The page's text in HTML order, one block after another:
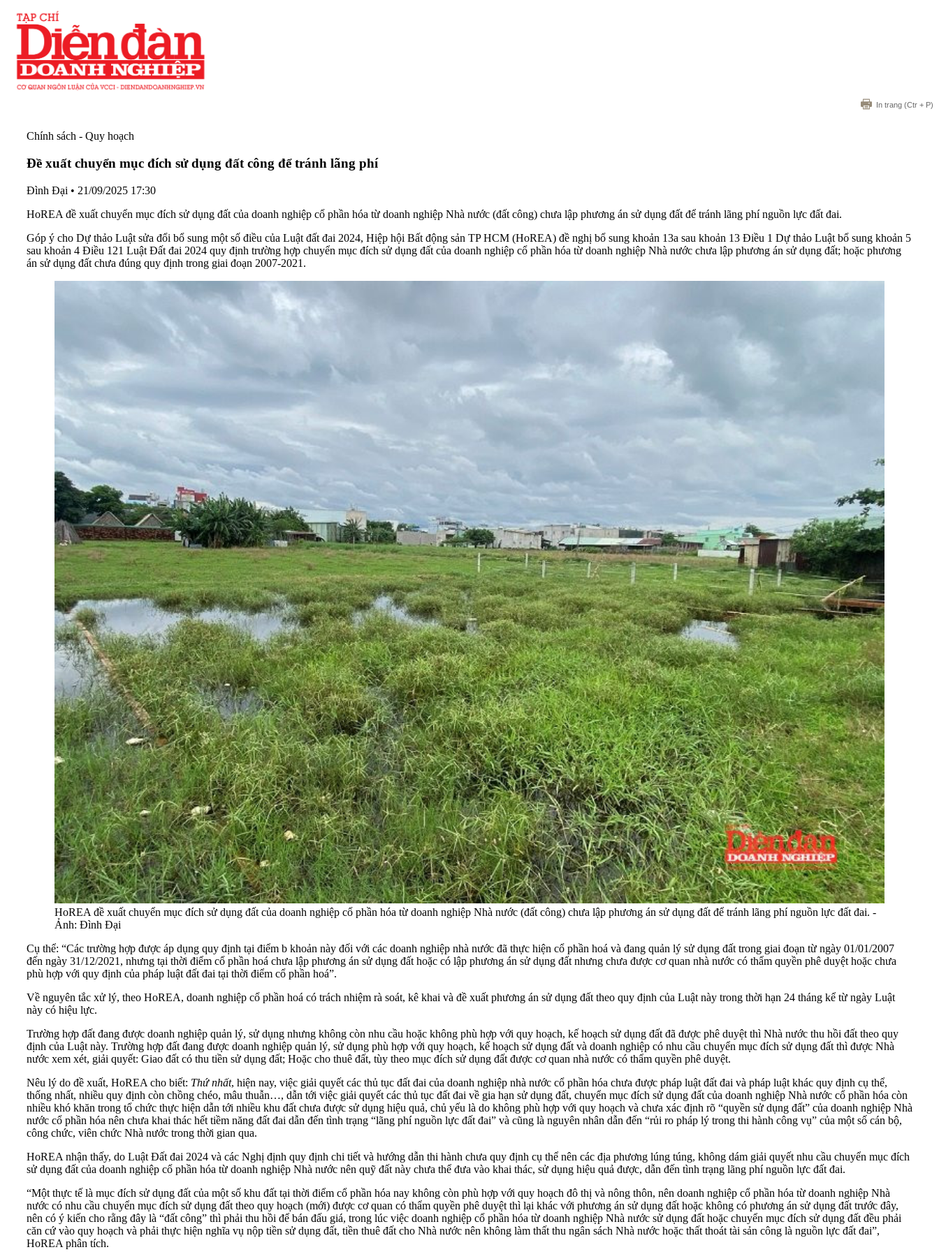
In trang (Ctr + P)
Chính sách - Quy hoạch
Đề xuất chuyển mục đích sử dụng đất công để tránh lãng phí
Đình Đại • 21/09/2025 17:30
HoREA đề xuất chuyển mục đích sử dụng đất của doanh nghiệp cổ phần hóa từ doanh nghiệp Nhà nước (đất công) chưa lập phương án sử dụng đất để tránh lãng phí nguồn lực đất đai.
Góp ý cho Dự thảo Luật sửa đổi bổ sung một số điều của Luật đất đai 2024, Hiệp hội Bất động sản TP HCM (HoREA) đề nghị bổ sung khoản 13a sau khoản 13 Điều 1 Dự thảo Luật bổ sung khoản 5
sau khoản 4 Điều 121 Luật Đất đai 2024 quy định trường hợp chuyển mục đích sử dụng đất của doanh nghiệp cổ phần hóa từ doanh nghiệp Nhà nước chưa lập phương án sử dụng đất; hoặc phương
án sử dụng đất chưa đúng quy định trong giai đoạn 2007-2021.
HoREA đề xuất chuyển mục đích sử dụng đất của doanh nghiệp cổ phần hóa từ doanh nghiệp Nhà nước (đất công) chưa lập phương án sử dụng đất để tránh lãng phí nguồn lực đất đai. -
Ảnh: Đình Đại
Cụ thể: “Các trường hợp được áp dụng quy định tại điểm b khoản này đối với các doanh nghiệp nhà nước đã thực hiện cổ phần hoá và đang quản lý sử dụng đất trong giai đoạn từ ngày 01/01/2007
đến ngày 31/12/2021, nhưng tại thời điểm cổ phần hoá chưa lập phương án sử dụng đất hoặc có lập phương án sử dụng đất nhưng chưa được cơ quan nhà nước có thẩm quyền phê duyệt hoặc chưa
phù hợp với quy định của pháp luật đất đai tại thời điểm cổ phần hoá”.
Về nguyên tắc xử lý, theo HoREA, doanh nghiệp cổ phần hoá có trách nhiệm rà soát, kê khai và đề xuất phương án sử dụng đất theo quy định của Luật này trong thời hạn 24 tháng kể từ ngày Luật
này có hiệu lực.
Trường hợp đất đang được doanh nghiệp quản lý, sử dụng nhưng không còn nhu cầu hoặc không phù hợp với quy hoạch, kế hoạch sử dụng đất đã được phê duyệt thì Nhà nước thu hồi đất theo quy
định của Luật này. Trường hợp đất đang được doanh nghiệp quản lý, sử dụng phù hợp với quy hoạch, kế hoạch sử dụng đất và doanh nghiệp có nhu cầu chuyển mục đích sử dụng đất thì được Nhà
nước xem xét, giải quyết: Giao đất có thu tiền sử dụng đất; Hoặc cho thuê đất, tùy theo mục đích sử dụng đất được cơ quan nhà nước có thẩm quyền phê duyệt.
Nêu lý do đề xuất, HoREA cho biết: Thứ nhất, hiện nay, việc giải quyết các thủ tục đất đai của doanh nghiệp nhà nước cổ phần hóa chưa được pháp luật đất đai và pháp luật khác quy định cụ thể,
thống nhất, nhiều quy định còn chồng chéo, mâu thuẫn…, dẫn tới việc giải quyết các thủ tục đất đai về gia hạn sử dụng đất, chuyển mục đích sử dụng đất của doanh nghiệp Nhà nước cổ phần hóa còn
nhiều khó khăn trong tổ chức thực hiện dẫn tới nhiều khu đất chưa được sử dụng hiệu quả, chủ yếu là do không phù hợp với quy hoạch và chưa xác định rõ “quyền sử dụng đất” của doanh nghiệp Nhà
nước cổ phần hóa nên chưa khai thác hết tiềm năng đất đai dẫn đến tình trạng “lãng phí nguồn lực đất đai” và cũng là nguyên nhân dẫn đến “rủi ro pháp lý trong thi hành công vụ” của một số cán bộ,
công chức, viên chức Nhà nước trong thời gian qua.
HoREA nhận thấy, do Luật Đất đai 2024 và các Nghị định quy định chi tiết và hướng dẫn thi hành chưa quy định cụ thể nên các địa phương lúng túng, không dám giải quyết nhu cầu chuyển mục đích
sử dụng đất của doanh nghiệp cổ phần hóa từ doanh nghiệp Nhà nước nên quỹ đất này chưa thể đưa vào khai thác, sử dụng hiệu quả được, dẫn đến tình trạng lãng phí nguồn lực đất đai.
“Một thực tế là mục đích sử dụng đất của một số khu đất tại thời điểm cổ phần hóa nay không còn phù hợp với quy hoạch đô thị và nông thôn, nên doanh nghiệp cổ phần hóa từ doanh nghiệp Nhà
nước có nhu cầu chuyển mục đích sử dụng đất theo quy hoạch (mới) được cơ quan có thẩm quyền phê duyệt thì lại khác với phương án sử dụng đất hoặc không có phương án sử dụng đất trước đây,
nên có ý kiến cho rằng đây là “đất công” thì phải thu hồi để bán đấu giá, trong lúc việc doanh nghiệp cổ phần hóa từ doanh nghiệp Nhà nước sử dụng đất hoặc chuyển mục đích sử dụng đất đều phải
căn cứ vào quy hoạch và phải thực hiện nghĩa vụ nộp tiền sử dụng đất, tiền thuê đất cho Nhà nước nên không làm thất thu ngân sách Nhà nước hoặc thất thoát tài sản công là nguồn lực đất đai”,
HoREA phân tích.